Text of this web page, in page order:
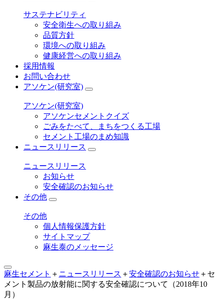
サステナビリティ
安全衛生への取り組み
品質方針
環境への取り組み
健康経営への取り組み
採用情報
お問い合わせ
アソケン(研究室)
アソケン(研究室)
アソケンセメントクイズ
ごみをたべて、まちをつくる工場
セメント工場のまめ知識
ニュースリリース
ニュースリリース
お知らせ
安全確認のお知らせ
その他
その他
個人情報保護方針
サイトマップ
麻生泰のメッセージ
麻生セメント ＋ ニュースリリース ＋安全確認のお知らせ＋ セ
メント製品の放射能に関する安全確認について（2018年10
月）